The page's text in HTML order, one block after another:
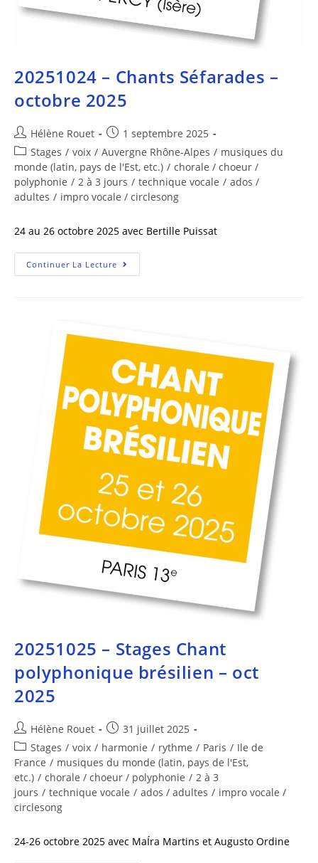
20251024 – Chants Séfarades –
octobre 2025
Hélène Rouet
1 septembre 2025
Stages / voix / Auvergne Rhône-Alpes / musiques du
monde (latin, pays de l'Est, etc.) / chorale / choeur /
polyphonie / 2 à 3 jours / technique vocale / ados /
adultes / impro vocale / circlesong
24 au 26 octobre 2025 avec Bertille Puissat
Continuer La Lecture
20251025 – Stages Chant
polyphonique brésilien – oct
2025
Hélène Rouet
31 juillet 2025
Stages / voix / harmonie / rythme / Paris / Ile de
France / musiques du monde (latin, pays de l'Est,
etc.) / chorale / choeur / polyphonie / 2 à 3
jours / technique vocale / ados / adultes / impro vocale /
circlesong
24-26 octobre 2025 avec MaÍra Martins et Augusto Ordine